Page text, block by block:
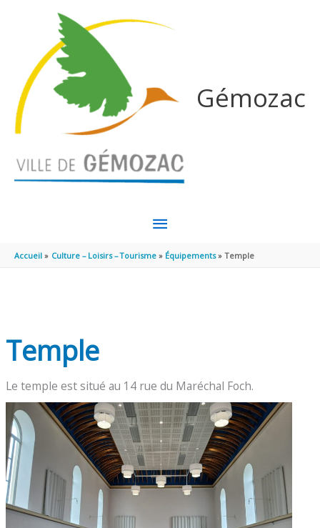
Gémozac
MENU
PRINCIPAL
Accueil Culture – Loisirs – Tourisme Équipements Temple
Temple
Le temple est situé au 14 rue du Maréchal Foch.